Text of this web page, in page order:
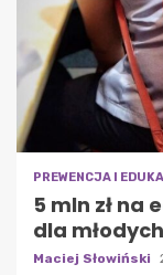
PREWENCJA I
5 mln zł na
dla
Maciej Słowiński